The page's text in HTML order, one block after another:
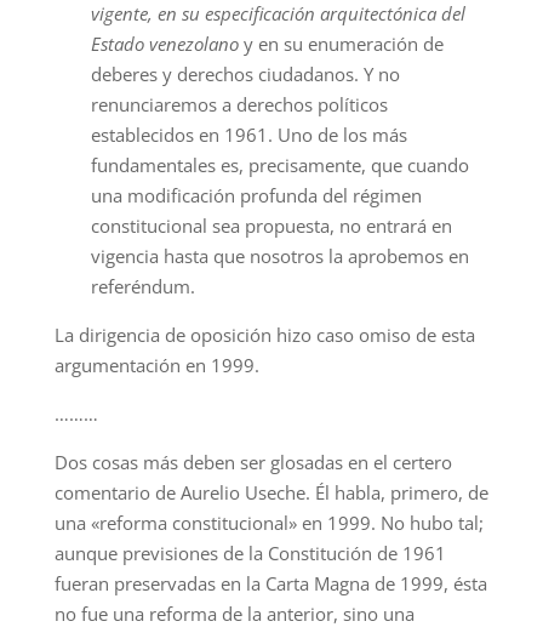
vigente, en su especificación arquitectónica del
Estado venezolanoy en su enumeración de
deberes y derechos ciudadanos. Y no
renunciaremos a derechos políticos
establecidos en 1961. Uno de los más
fundamentales es, precisamente, que cuando
una modificación profunda del régimen
constitucional sea propuesta, no entrará en
vigencia hasta que nosotros la aprobemos en
referéndum.
La dirigencia de oposición hizo caso omiso de esta
argumentación en 1999.
………
Dos cosas más deben ser glosadas en el certero
comentario de Aurelio Useche. Él habla, primero, de
una «reforma constitucional» en 1999. No hubo tal;
aunque previsiones de la Constitución de 1961
fueran preservadas en la Carta Magna de 1999, ésta
no fue una reforma de la anterior, sino una